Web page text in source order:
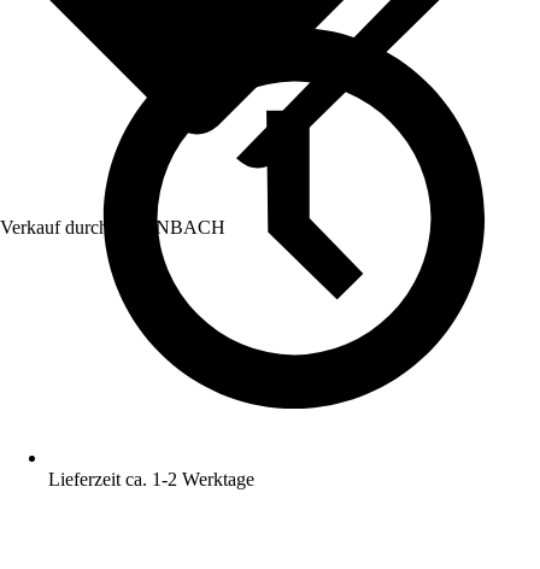
Verkauf durch: HORNBACH
Lieferzeit ca. 1-2 Werktage